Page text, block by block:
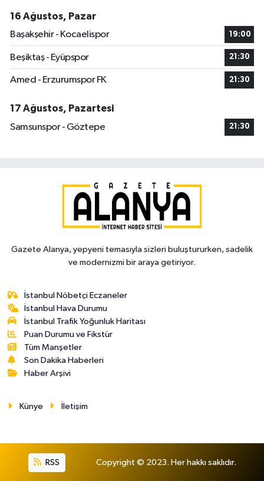
16 Ağustos, Pazar
Başakşehir - Kocaelispor
19:00
Beşiktaş - Eyüpspor 21:30
Amed - Erzurumspor FK 21:30
17 Ağustos, Pazartesi
Samsunspor - Göztepe
21:30
Gazete Alanya, yepyeni temasıyla sizleri buluştururken, sadelik
ve modernizmi bir araya getiriyor.
İstanbul Nöbetçi Eczaneler
İstanbul Hava Durumu
İstanbul Trafik Yoğunluk Haritası
Puan Durumu ve Fikstür
Tüm Manşetler
Son Dakika Haberleri
Haber Arşivi
Künye İletişim
RSS Copyright © 2023. Her hakkı saklıdır.